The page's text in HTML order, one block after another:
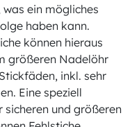
ein mögliches
haben kann.
können hieraus
größeren Nadelöhr
inkl. sehr
Eine speziell
und größeren